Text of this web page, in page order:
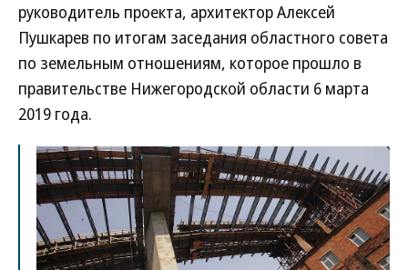
руководитель проекта, архитектор Алексей
Пушкарев по итогам заседания областного совета
по земельным отношениям, которое прошло в
правительстве Нижегородской области 6 марта
2019 года.